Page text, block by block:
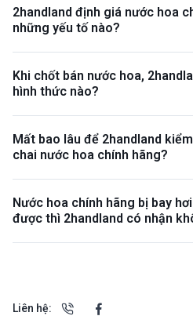
2handland định giá nước hoa
những yếu tố nào?
Khi chốt bán nước hoa,
hình thức nào?
Mất bao lâu để 2handland
chai nước hoa chính hãng?
Nước hoa chính hãng bị bay
được thì 2handland có nhận
Liên hệ: